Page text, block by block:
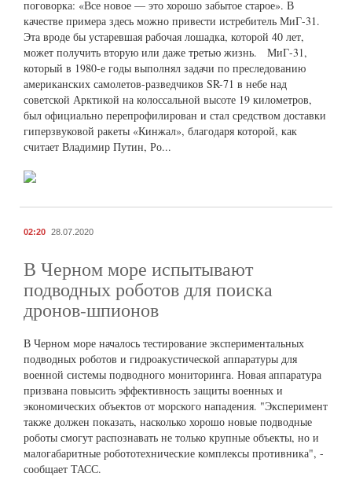
поговорка: «Все новое — это хорошо забытое старое». В
качестве примера здесь можно привести истребитель МиГ-31.
Эта вроде бы устаревшая рабочая лошадка, которой 40 лет,
может получить вторую или даже третью жизнь. МиГ-31,
который в 1980-е годы выполнял задачи по преследованию
американских самолетов-разведчиков SR-71 в небе над
советской Арктикой на колоссальной высоте 19 километров,
был официально перепрофилирован и стал средством доставки
гиперзвуковой ракеты «Кинжал», благодаря которой, как
считает Владимир Путин, Ро...
02:20 28.07.2020
В Черном море испытывают
подводных роботов для поиска
дронов-шпионов
В Черном море началось тестирование экспериментальных
подводных роботов и гидроакустической аппаратуры для
военной системы подводного мониторинга. Новая аппаратура
призвана повысить эффективность защиты военных и
экономических объектов от морского нападения. "Эксперимент
также должен показать, насколько хорошо новые подводные
роботы смогут распознавать не только крупные объекты, но и
малогабаритные робототехнические комплексы противника", -
сообщает ТАСС.